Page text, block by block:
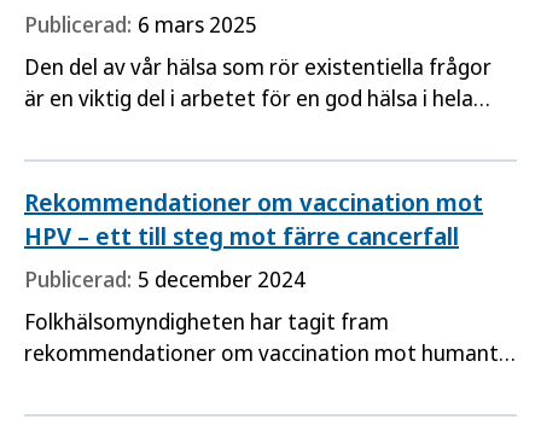
Publicerad: 6 mars 2025
Den del av vår hälsa som rör existentiella frågor
är en viktig del i arbetet för en god hälsa i hela
områden där arbetet med existentiell hälsa kan
stärkas.
Rekommendationer om vaccination mot
HPV – ett till steg mot färre cancerfall
Publicerad: 5 december 2024
Folkhälsomyndigheten har tagit fram
rekommendationer om vaccination mot humant
års ålder rekommenderas vaccination, och